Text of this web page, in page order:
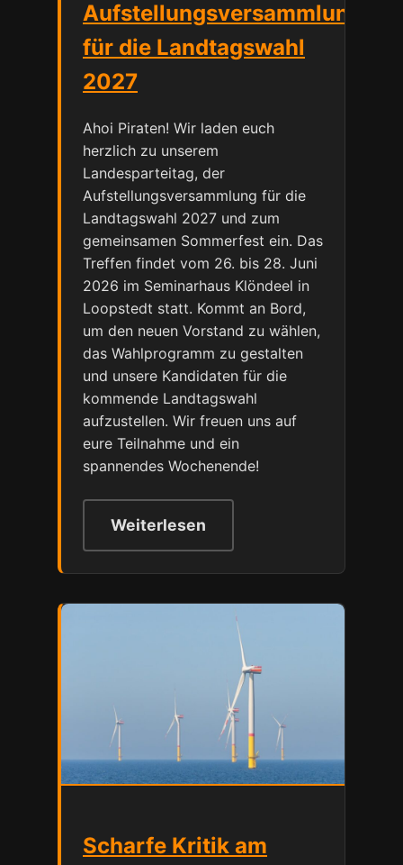
Aufstellungsversammlung
für die Landtagswahl
2027
Ahoi Piraten! Wir laden euch
herzlich zu unserem
Landesparteitag, der
Aufstellungsversammlung für die
Landtagswahl 2027 und zum
gemeinsamen Sommerfest ein. Das
Treffen findet vom 26. bis 28. Juni
2026 im Seminarhaus Klöndeel in
Loopstedt statt. Kommt an Bord,
um den neuen Vorstand zu wählen,
das Wahlprogramm zu gestalten
und unsere Kandidaten für die
kommende Landtagswahl
aufzustellen. Wir freuen uns auf
eure Teilnahme und ein
spannendes Wochenende!
Weiterlesen
Scharfe Kritik am